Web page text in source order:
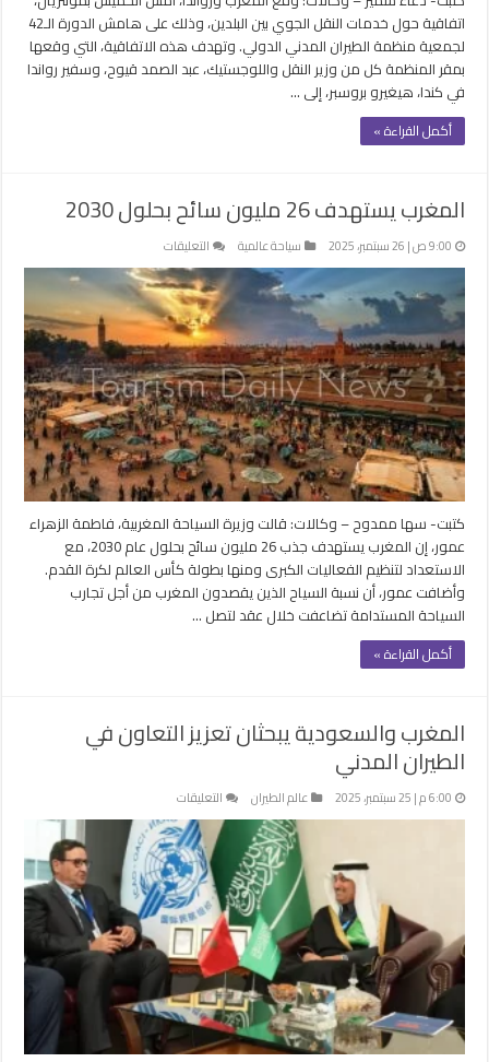
اتفاقية حول خدمات النقل الجوي بين البلدين، وذلك على هامش الدورة الـ42
لجمعية منظمة الطيران المدني الدولي. وتهدف هذه الاتفاقية، التي وقعها
بمقر المنظمة كل من وزير النقل واللوجستيك، عبد الصمد قيوح، وسفير رواندا
في كندا، هيغيرو بروسبر، إلى …
أكمل القراءة »
المغرب يستهدف 26 مليون سائح بحلول 2030
9:00 ص | 26 سبتمبر، 2025 سياحة عالمية التعليقات
المغرب
يستهدف
26
مليون
سائح
بحلول
2030
مغلقة
كتبت- سها ممدوح – وكالات: قالت وزيرة السياحة المغربية، فاطمة الزهراء
عمور، إن المغرب يستهدف جذب 26 مليون سائح بحلول عام 2030، مع
الاستعداد لتنظيم الفعاليات الكبرى ومنها بطولة كأس العالم لكرة القدم.
وأضافت عمور، أن نسبة السياح الذين يقصدون المغرب من أجل تجارب
السياحة المستدامة تضاعفت خلال عقد لتصل …
أكمل القراءة »
المغرب والسعودية يبحثان تعزيز التعاون في
الطيران المدني
6:00 م | 25 سبتمبر، 2025 عالم الطيران التعليقات
المغرب
والسعودية
يبحثان
تعزيز
التعاون
في
الطيران
المدني
مغلقة